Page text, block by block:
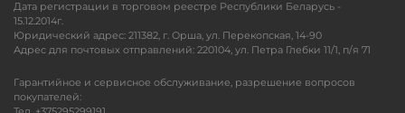
Дата регистрации в торговом реестре Республики Беларусь -
15.12.2014г.
Юридический адрес: 211382, г. Орша, ул. Перекопская, 14-90
Адрес для почтовых отправлений: 220104, ул. Петра Глебки 11/1, п/я 71
Гарантийное и сервисное обслуживание, разрешение вопросов
покупателей: